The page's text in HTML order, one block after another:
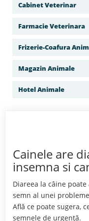
Cabinet Veterinar
Farmacie Veterinara
Frizerie-Coafura
Magazin Animale
Hotel Animale
Cainele are
insemna si
Diareea la câine
semn al unei
Află ce poate sugera,
semnele de urgență.